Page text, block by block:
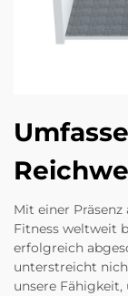
Mit einer
Fitness weltweit
erfolgreich
unterstreicht
unsere Fähigkeit,